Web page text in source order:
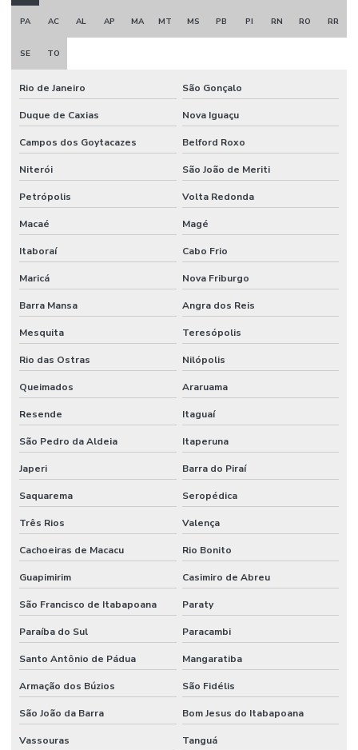
Manutenção sistema de incêndio
Montagem industrial empresas
Obra civil industrial
Orçamento projeto de combate a incêndio
Porta corta fogo industrial
Porta corta fogo orçamento
Projeto de alarme de incêndio
Projeto de combate a incêndio valor
Projeto corpo de bombeiros
Projeto de detecção e alarme de incêndio
Projeto de hidrante
Projeto contra incêndio
Projeto de incêndio e pânico
Projeto de infraestrutura industrial
Projeto de montagem de estrutura metalica
Projeto de prevenção e combate a incêndio e pânico
Projeto de segurança contra incêndio e pânico
Projeto de sistema de combate a incêndio
Projeto de sprinkler
Projeto técnico corpo de bombeiros
PA AC AL AP MA MT MS PB PI RN RO RR
SE TO
Rio de Janeiro São Gonçalo
Duque de Caxias Nova Iguaçu
Campos dos Goytacazes Belford Roxo
Niterói São João de Meriti
Petrópolis Volta Redonda
Macaé Magé
Itaboraí Cabo Frio
Maricá Nova Friburgo
Barra Mansa Angra dos Reis
Mesquita Teresópolis
Rio das Ostras Nilópolis
Queimados Araruama
Resende Itaguaí
São Pedro da Aldeia Itaperuna
Japeri Barra do Piraí
Saquarema Seropédica
Três Rios Valença
Cachoeiras de Macacu Rio Bonito
Guapimirim Casimiro de Abreu
São Francisco de Itabapoana Paraty
Paraíba do Sul Paracambi
Santo Antônio de Pádua Mangaratiba
Armação dos Búzios São Fidélis
São João da Barra Bom Jesus do Itabapoana
Vassouras Tanguá